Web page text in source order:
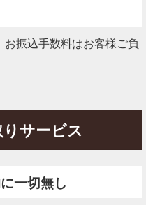
お振込手数料はお客様ご負
サービス
一切無し